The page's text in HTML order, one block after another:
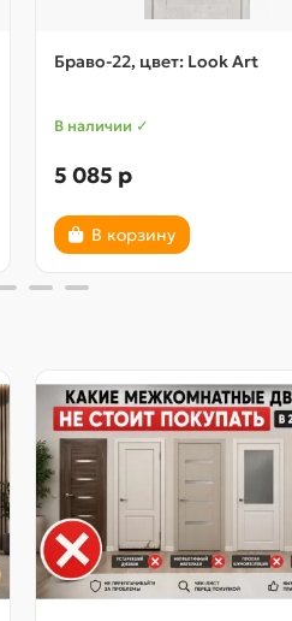
Браво-22, цвет: Look Art
В наличии ✓
5 085 р
В корзину